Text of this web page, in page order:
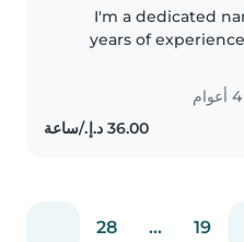
I'm a dedicated
years of
to gradeschoolers.
both English and
have experience
19
...
28